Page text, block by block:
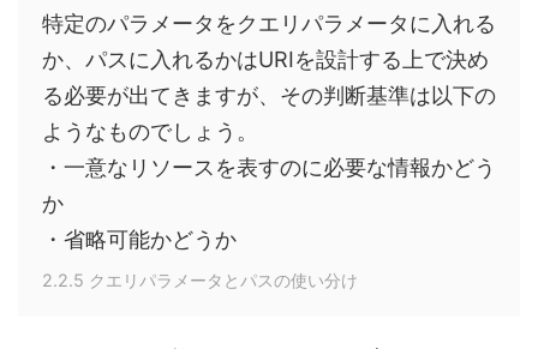
特定のパラメータをクエリパラメータに入れる
か、パスに入れるかはURIを設計する上で決め
る必要が出てきますが、その判断基準は以下の
ようなものでしょう。
・一意なリソースを表すのに必要な情報かどう
か
・省略可能かどうか
2.2.5 クエリパラメータとパスの使い分け